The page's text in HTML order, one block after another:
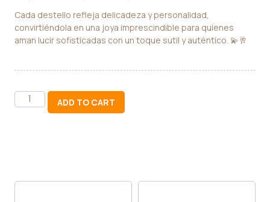
Cada destello refleja delicadeza y personalidad,
convirtiéndola en una joya imprescindible para quienes
aman lucir sofisticadas con un toque sutil y auténtico. 💫🥂
ADD TO CART